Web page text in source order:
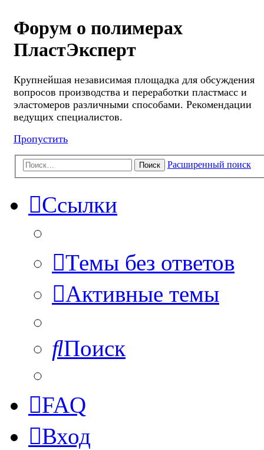
Форум о полимерах
ПластЭксперт
Крупнейшая независимая площадка для обсуждения
вопросов производства и переработки пластмасс и
эластомеров различными способами. Рекомендации
ведущих специалистов.
Пропустить
Поиск Расширенный поиск
Ссылки
Темы без ответов
Активные темы
Поиск
FAQ
Вход